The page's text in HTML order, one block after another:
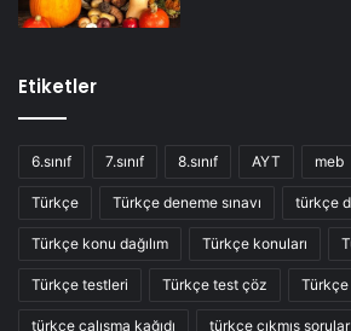
Etiketler
6.sınıf 7.sınıf 8.sınıf AYT meb
Türkçe Türkçe deneme sınavı türkçe
Türkçe konu dağılım Türkçe konuları
Türkçe testleri Türkçe test çöz Türkçe
türkçe çalışma kağıdı türkçe çıkmış sorular